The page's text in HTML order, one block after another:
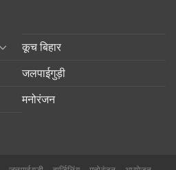
कूच बिहार
जलपाईगुड़ी
मनोरंजन